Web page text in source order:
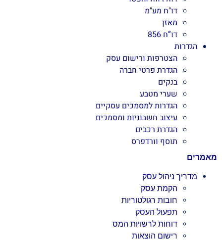
דו"ח מע"מ
מאזן
דו”ח 856
הגדרות
הצטרפות ורישום עסק
הגדרת פרטי חברה
בנקים
שערי מטבע
הגדרות למסמכים עסקיים
עיצוב חשבוניות ומסמכים
הגדרת רכבים
תוסף וורדפרס
מאמרים
מדריך ניהול עסק
הקמת עסק
חובות רגולטוריות
תפעול העסק
דוחות לרשויות המס
רישום הוצאות